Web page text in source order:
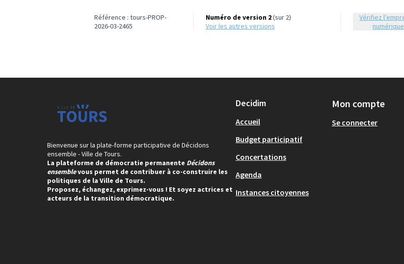
Référence : tours-PROP-
2026-03-2465
Numéro de version 2(sur 2)
voir les autres versions
Vérifiez l'empreinte
numérique
Bienvenue sur la plate-forme participative de Décidons
ensemble - Ville de Tours.
La plateforme de démocratie permanente Décidons
ensemblevous permet de contribuer à co-construire les
politiques de la Ville de Tours.
Proposez, échangez, exprimez-vous ! Et soyez actrices et
acteurs de la transition démocratique.
Decidim
Accueil
Budget participatif
Concertations
Agenda
Instances citoyennes
Mon compte
Se connecter